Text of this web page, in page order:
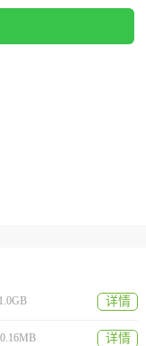
1.0GB 详情
详情